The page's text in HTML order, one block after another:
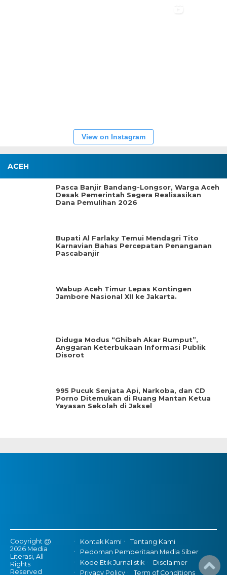
View on Instagram
ACEH
Pasca Banjir Bandang-Longsor, Warga Aceh
Desak Pemerintah Segera Realisasikan
Dana Pemulihan 2026
Bupati Al Farlaky Temui Mendagri Tito
Karnavian Bahas Percepatan Penanganan
Pascabanjir
Wabup Aceh Timur Lepas Kontingen
Jambore Nasional XII ke Jakarta.
Diduga Modus “Ghibah Akar Rumput”,
Anggaran Keterbukaan Informasi Publik
Disorot
995 Pucuk Senjata Api, Narkoba, dan CD
Porno Ditemukan di Ruang Mantan Ketua
Yayasan Sekolah di Jaksel
Copyright @
2026 Media
Literasi, All
Rights
Reserved
Kontak Kami
Tentang Kami
Pedoman Pemberitaan Media Siber
Kode Etik Jurnalistik
Disclaimer
Privacy Policy
Term of Conditions